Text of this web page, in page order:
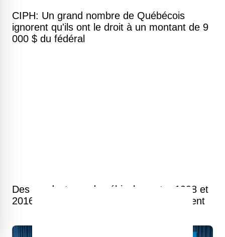
CIPH: Un grand nombre de Québécois
ignorent qu'ils ont le droit à un montant de 9
000 $ du fédéral
Des conducteurs de véhicules entre 1998 et
2016 pourraient toucher beaucoup d'argent